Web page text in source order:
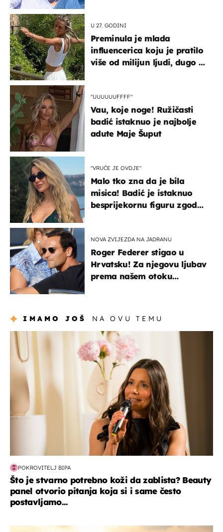
U 27. GODINI
Preminula je mlada
influencerica koju je pratilo
više od milijun ljudi, dugo se
"UUUUUUFFFF"
Vau, koje noge! Ružičasti
badić istaknuo je najbolje
adute Maje Šuput
"VRUĆE JE OVDJE"
Malo tko zna da je bila
misica! Badić je istaknuo
besprijekornu figuru zgodne
NOVA ZVIJEZDA NA JADRANU
Roger Federer stigao u
Hrvatsku! Za njegovu ljubav
prema našem otoku
IMAMO JOŠ NA OVU TEMU
moda & ljepota
POKROVITELJ BIPA
Što je stvarno potrebno koži da zablista? Beauty
panel otvorio pitanja koja si i same često
postavljamo...